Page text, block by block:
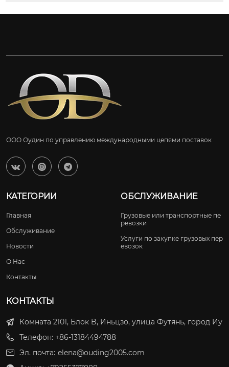
ООО Оудин по управлению международными цепями поставок
  
КАТЕГОРИИ
Главная
Обслуживание
Новости
О Нас
Контакты
ОБСЛУЖИВАНИЕ
Грузовые или транспортные пе
ревозки
Услуги по закупке грузовых пер
евозок
КОНТАКТЫ
Комната 2101, Блок B, Иньцзо, улица Футянь, город Иу
Телефон: +86-13184494788
Эл. почта: elena@ouding2005.com